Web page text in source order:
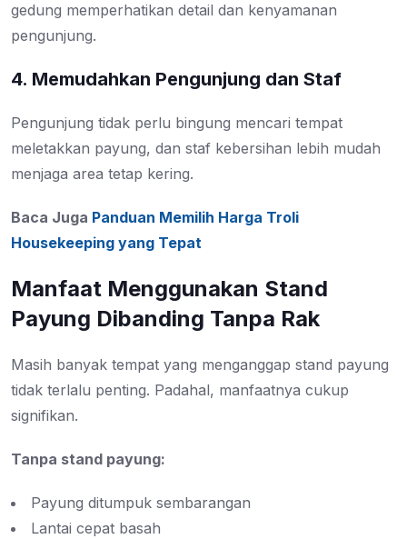
gedung memperhatikan detail dan kenyamanan
pengunjung.
4. Memudahkan Pengunjung dan Staf
Pengunjung tidak perlu bingung mencari tempat
meletakkan payung, dan staf kebersihan lebih mudah
menjaga area tetap kering.
Baca Juga Panduan Memilih Harga Troli
Housekeeping yang Tepat
Manfaat Menggunakan Stand
Payung Dibanding Tanpa Rak
Masih banyak tempat yang menganggap stand payung
tidak terlalu penting. Padahal, manfaatnya cukup
signifikan.
Tanpa stand payung:
Payung ditumpuk sembarangan
Lantai cepat basah